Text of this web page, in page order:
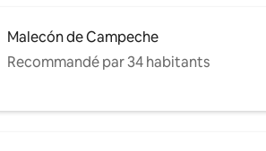
Malecón de Campeche
Recommandé par 34 habitants